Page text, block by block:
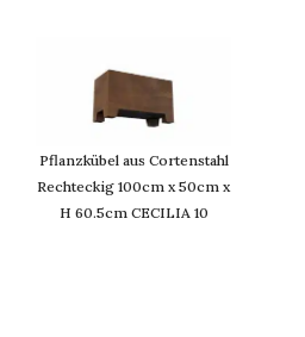
Pflanzkübel aus Cortenstahl
Rechteckig 100cm x 50cm x
H 60.5cm CECILIA 10